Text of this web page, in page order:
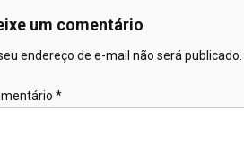
um comentário
endereço de e-mail não será publicado.
*